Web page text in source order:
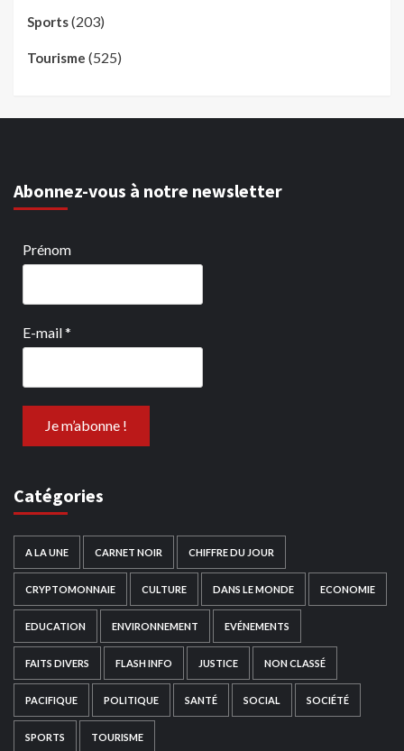
Sports(203)
Tourisme (525)
Abonnez-vous à notre newsletter
Prénom
E-mail*
Catégories
A LA UNE CARNET NOIR CHIFFRE DU JOUR
CRYPTOMONNAIE CULTURE DANS LE MONDE ECONOMIE
EDUCATION ENVIRONNEMENT EVÉNEMENTS
FAITS DIVERS FLASH INFO JUSTICE NON CLASSÉ
PACIFIQUE POLITIQUE SANTÉ SOCIAL SOCIÉTÉ
SPORTS TOURISME